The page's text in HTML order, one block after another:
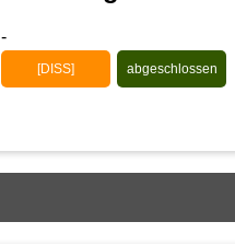
-
[DISS] abgeschlossen